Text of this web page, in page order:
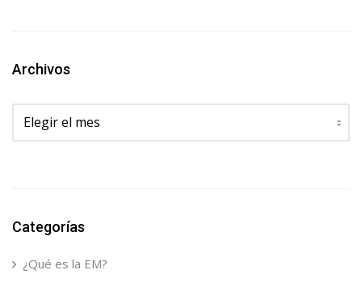
Archivos
Archivos
Categorías
¿Qué es la EM?